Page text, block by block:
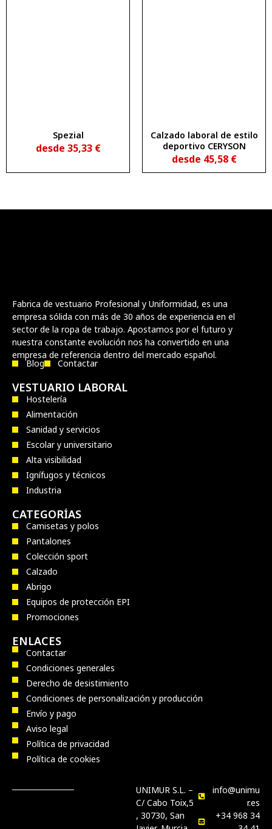
Spezial
desde 35,33 €
Calzado laboral de estilo
deportivo CERYSON
desde 45,58 €
Fabrica de vestuario Profesional y Uniformidad, es una
empresa sólida con más de 30 años de experiencia en el
sector de la ropa de trabajo. Apostamos por el futuro y
nuestra constante evolución nos ha convertido en una
empresa de referencia dentro del mercado español.
Blog Contactar
VESTUARIO LABORAL
Hostelería
Alimentación
Sanidad y servicios
Escolar y universitario
Alta visibilidad
Ignífugos y técnicos
Industria
CATEGORÍAS
Camisetas y polos
Pantalones
Colección sport
Calzado
Abrigo
Equipos de protección EPI
Promociones
ENLACES
Contactar
Condiciones generales
Derecho de desistimiento
Condiciones de personalización y producción
Envío y pago
Aviso legal
Política de privacidad
Política de cookies
UNIMUR S.L. –
C/ Cabo Toix,5
, 30730, San
info@unimu
r.es
+34 968 34